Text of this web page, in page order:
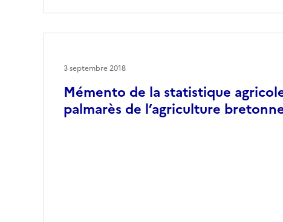
Mémento de la statistique
palmarès de l’agriculture
3 septembre 2018